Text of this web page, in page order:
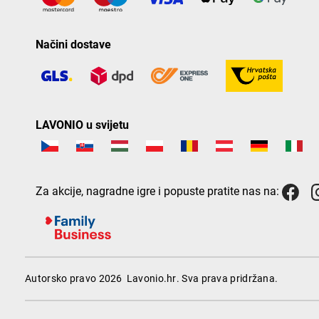
Načini dostave
LAVONIO u svijetu
Za akcije, nagradne igre i popuste pratite nas na:
Autorsko pravo 2026 Lavonio.hr. Sva prava pridržana.